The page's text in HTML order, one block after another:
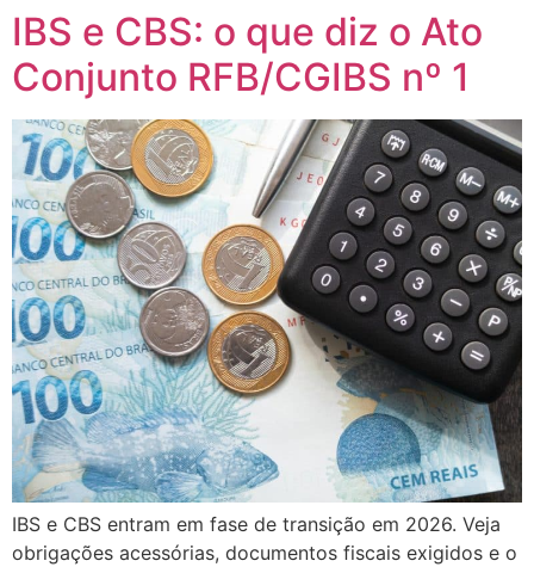
IBS e CBS: o que diz o Ato
Conjunto RFB/CGIBS nº 1
IBS e CBS entram em fase de transição em 2026. Veja
obrigações acessórias, documentos fiscais exigidos e o